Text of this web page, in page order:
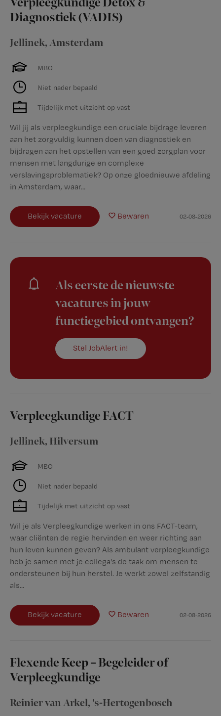
Verpleegkundige Detox &
Diagnostiek (VADIS)
Jellinek, Amsterdam
MBO
Niet nader bepaald
Tijdelijk met uitzicht op vast
Wil jij als verpleegkundige een cruciale bijdrage leveren
aan het zorgvuldig kunnen doen van diagnostiek en
bijdragen aan het opstellen van een goed zorgplan voor
mensen met langdurige en complexe
verslavingsproblematiek? Op onze gloednieuwe afdeling
in Amsterdam, waar...
Bekijk vacature Bewaren 02-08-2026
Als eerste de nieuwste
vacatures in jouw
functiegebied ontvangen?
Stel JobAlert in!
Verpleegkundige FACT
Jellinek, Hilversum
MBO
Niet nader bepaald
Tijdelijk met uitzicht op vast
Wil je als Verpleegkundige werken in ons FACT-team,
waar cliënten de regie hervinden en weer richting aan
hun leven kunnen geven? Als ambulant verpleegkundige
heb je samen met je collega's de taak om mensen te
ondersteunen bij hun herstel. Je werkt zowel zelfstandig
als...
Bekijk vacature Bewaren 02-08-2026
Flexende Keep – Begeleider of
Verpleegkundige
Reinier van Arkel, 's-Hertogenbosch